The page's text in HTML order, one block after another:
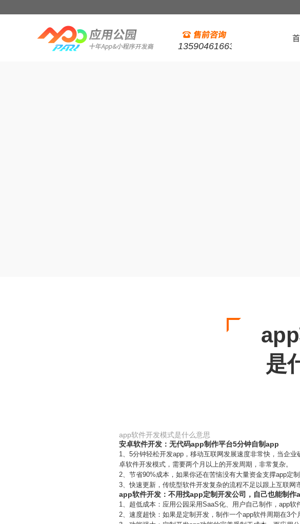
13590461663
是
app软件开发模式是什么意思
安卓软件开发：无代码app制作平台5分钟自制app
1、5分钟轻松开发app，移动互联网发展速度非常快，当企
卓软件开发模式，需要两个月以上的开发周期，非常复杂。
2、节省90%成本，如果你还在苦恼没有大量资金支撑app定
3、快速更新，传统型软件开发复杂的流程不足以跟上互联网
app软件开发：不用找app定制开发公司，自己也能制作
1、超低成本：应用公园采用SaaS化、用户自己制作，app
2、速度超快：如果是定制开发，制作一个app软件周期在3